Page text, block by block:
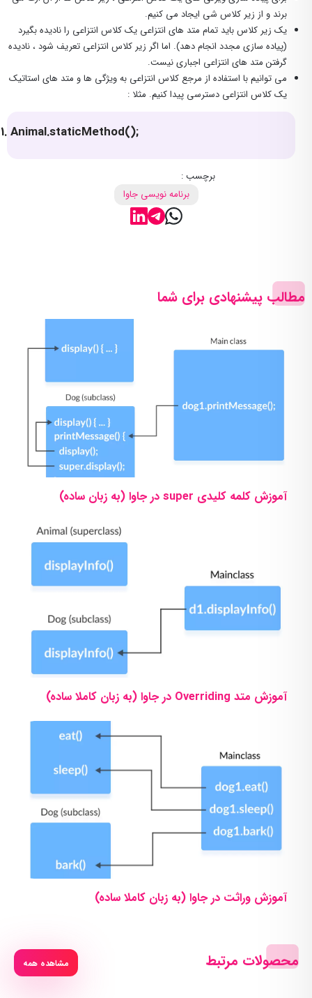
برند و از زیر کلاس شی ایجاد می کنیم.
یک زیر کلاس باید تمام متد های انتزاعی یک کلاس انتزاعی را نادیده بگیرد
(پیاده سازی مجدد انجام دهد). اما اگر زیر کلاس انتزاعی تعریف شود ، نادیده
گرفتن متد های انتزاعی اجباری نیست.
می توانیم با استفاده از مرجع کلاس انتزاعی به ویژگی ها و متد های استاتیک
یک کلاس انتزاعی دسترسی پیدا کنیم. مثلا :
Animal.staticMethod();
برچسب :
برنامه نویسی جاوا
مطالب پیشنهادی برای شما
آموزش کلمه کلیدی super در جاوا (به زبان ساده)
آموزش متد Overriding در جاوا (به زبان کاملا ساده)
آموزش وراثت در جاوا (به زبان کاملا ساده)
محصولات مرتبط مشاهده همه